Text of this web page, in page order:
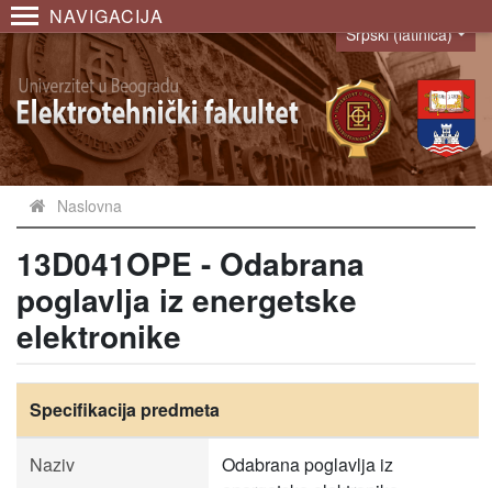
NAVIGACIJA
Language
Srpski (latinica)
Naslovna
13D041OPE - Odabrana
poglavlja iz energetske
elektronike
Specifikacija predmeta
Naziv
Odabrana poglavlja iz